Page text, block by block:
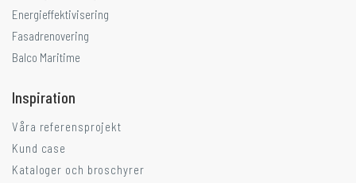
Energieffektivisering
Fasadrenovering
Balco Maritime
Inspiration
Våra referensprojekt
Kund case
Kataloger och broschyrer